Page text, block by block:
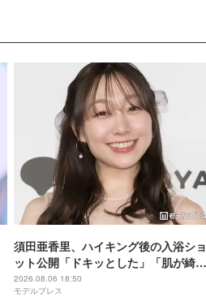
須田亜香里、ハイキング後の入浴ショ
ット公開「ドキッとした」「肌が綺
麗」と反響
2026.08.06 18:50
モデルプレス